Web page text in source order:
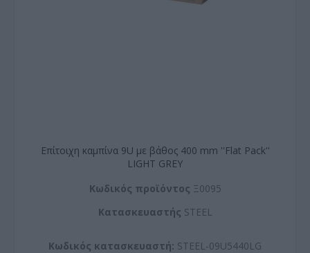
Επίτοιχη καμπίνα 9U με βάθος 400 mm ''Flat Pack''
LIGHT GREY
Kωδικός προϊόντος Ξ0095
Kατασκευαστής STEEL
Κωδικός κατασκευαστή: STEEL-09U5440LG